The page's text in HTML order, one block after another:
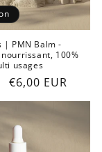
| PMN Balm -
100%
usages
Prix
promotionnel
€6,00 EUR